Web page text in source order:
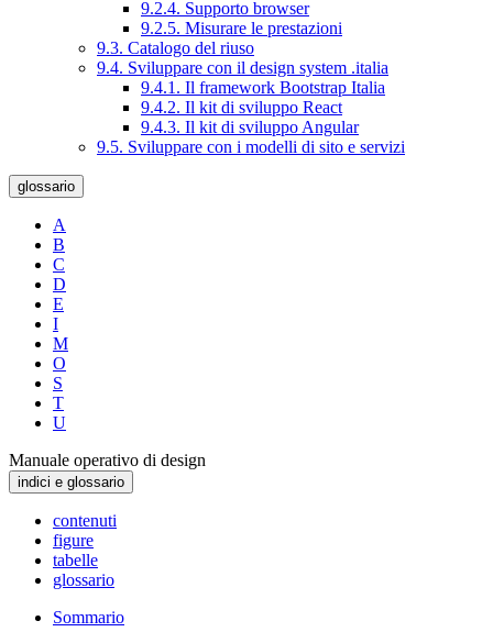
9.2.4. Supporto browser
9.2.5. Misurare le prestazioni
9.3. Catalogo del riuso
9.4. Sviluppare con il design system .italia
9.4.1. Il framework Bootstrap Italia
9.4.2. Il kit di sviluppo React
9.4.3. Il kit di sviluppo Angular
9.5. Sviluppare con i modelli di sito e servizi
glossario
A
B
C
D
E
I
M
O
S
T
U
Manuale operativo di design
indici e glossario
contenuti
figure
tabelle
glossario
Sommario